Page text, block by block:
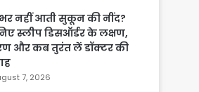
नहीं आती सुकून की नींद?
स्लीप डिसऑर्डर के लक्षण,
और कब तुरंत लें डॉक्टर की
7, 2026